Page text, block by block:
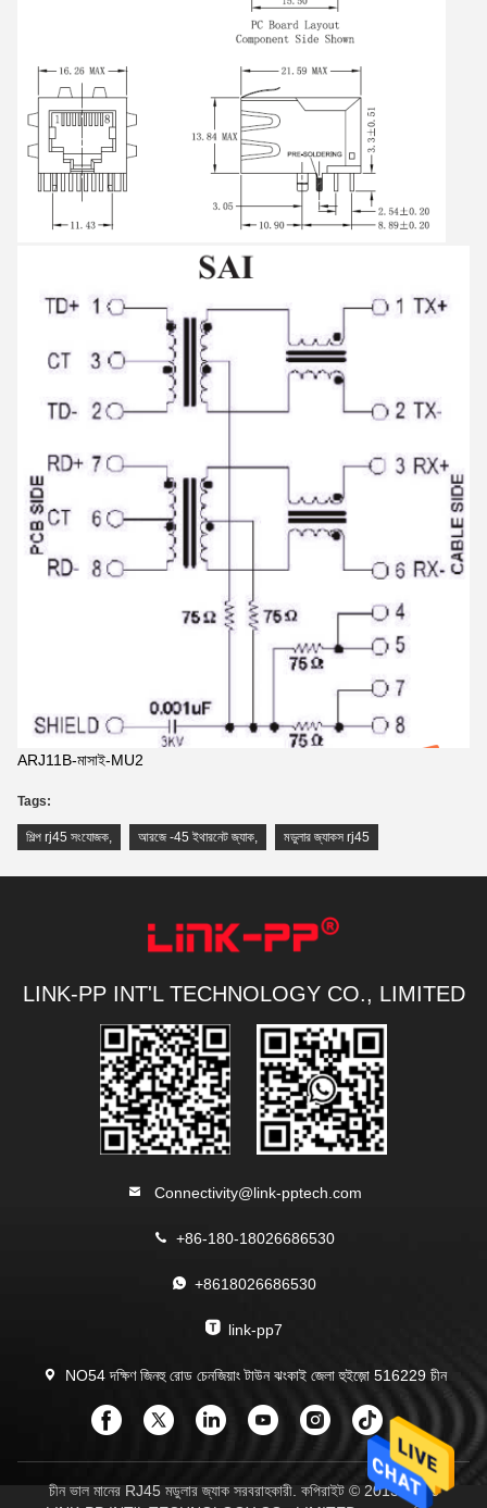
ARJ11B-মাসাই-MU2
Tags:
শিল্প rj45 সংযোজক, আরজে -45 ইথারনেট জ্যাক, মডুলার জ্যাকস rj45
LINK-PP INT'L TECHNOLOGY CO., LIMITED
Connectivity@link-pptech.com
+86-180-18026686530
+8618026686530
link-pp7
NO54 দক্ষিণ জিনহু রোড চেনজিয়াং টাউন ঝংকাই জেলা হুইজ়ো 516229 চীন
চীন ভাল মানের RJ45 মডুলার জ্যাক সরবরাহকারী. কপিরাইট © 2013-2026